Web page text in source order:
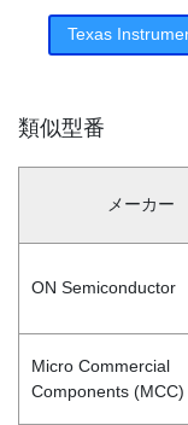
Texas
類似型番
メーカー
ON Semiconductor
Micro Commercial
Components (MCC)